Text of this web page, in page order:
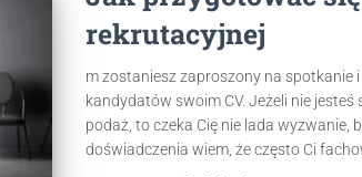
rekrutacyjnej
m zostaniesz zaproszony na spotkanie
kandydatów swoim CV. Jeżeli nie
podaż, to czeka Cię nie lada wyzwanie,
doświadczenia wiem, że często Ci